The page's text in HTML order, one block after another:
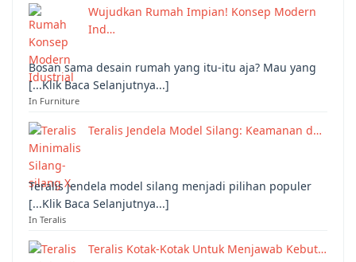
Wujudkan Rumah Impian! Konsep Modern
Ind…
Bosan sama desain rumah yang itu-itu aja? Mau yang
[...Klik Baca Selanjutnya...]
In Furniture
Teralis Jendela Model Silang: Keamanan d…
Teralis jendela model silang menjadi pilihan populer
[...Klik Baca Selanjutnya...]
In Teralis
Teralis Kotak-Kotak Untuk Menjawab Kebut…